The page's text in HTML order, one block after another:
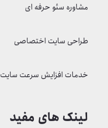
مشاوره سئو حرفه ای
طراحی سایت اختصاصی
خدمات افزایش سرعت سایت
لینک های مفید